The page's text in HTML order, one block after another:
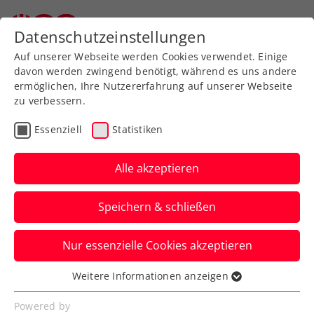
Zurück zur Newsübersicht
Turniere
Österreichischer
Tennisverband startet
neue Kidstennis-
Offensive mit Drei
Die Offensive zielt sowohl auf
Tennislehrende als auch auf die Kids,
Eltern und Vereine ab.
Datenschutzeinstellungen
Auf unserer Webseite werden Cookies verwendet. Einige
davon werden zwingend benötigt, während es uns andere
ermöglichen, Ihre Nutzererfahrung auf unserer Webseite
zu verbessern.
Essenziell Statistiken
Alle akzeptieren
Speichern & schließen
Nur essenzielle Cookies akzeptieren
Essenziell
Essenzielle Cookies werden für grundlegende
Weitere Informationen anzeigen
Powered by